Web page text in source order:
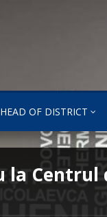
HEAD OF DISTRICT
la Centrul